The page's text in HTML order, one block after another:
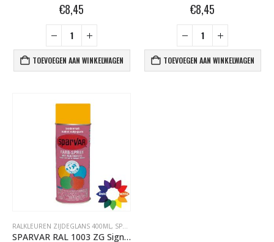
€8,45
TOEVOEGEN AAN WINKELWAGEN
€8,45
TOEVOEGEN AAN WINKELWAGEN
RALKLEUREN ZIJDEGLANS 400ML, SPARVAR GRAFFITI SPUITBUSSEN
SPARVAR RAL 1003 ZG Signaalgeel